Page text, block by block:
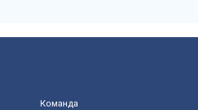
Команда